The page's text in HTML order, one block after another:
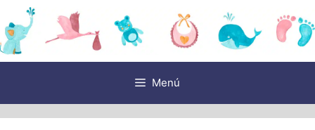
Saltar
al
contenido
Menú